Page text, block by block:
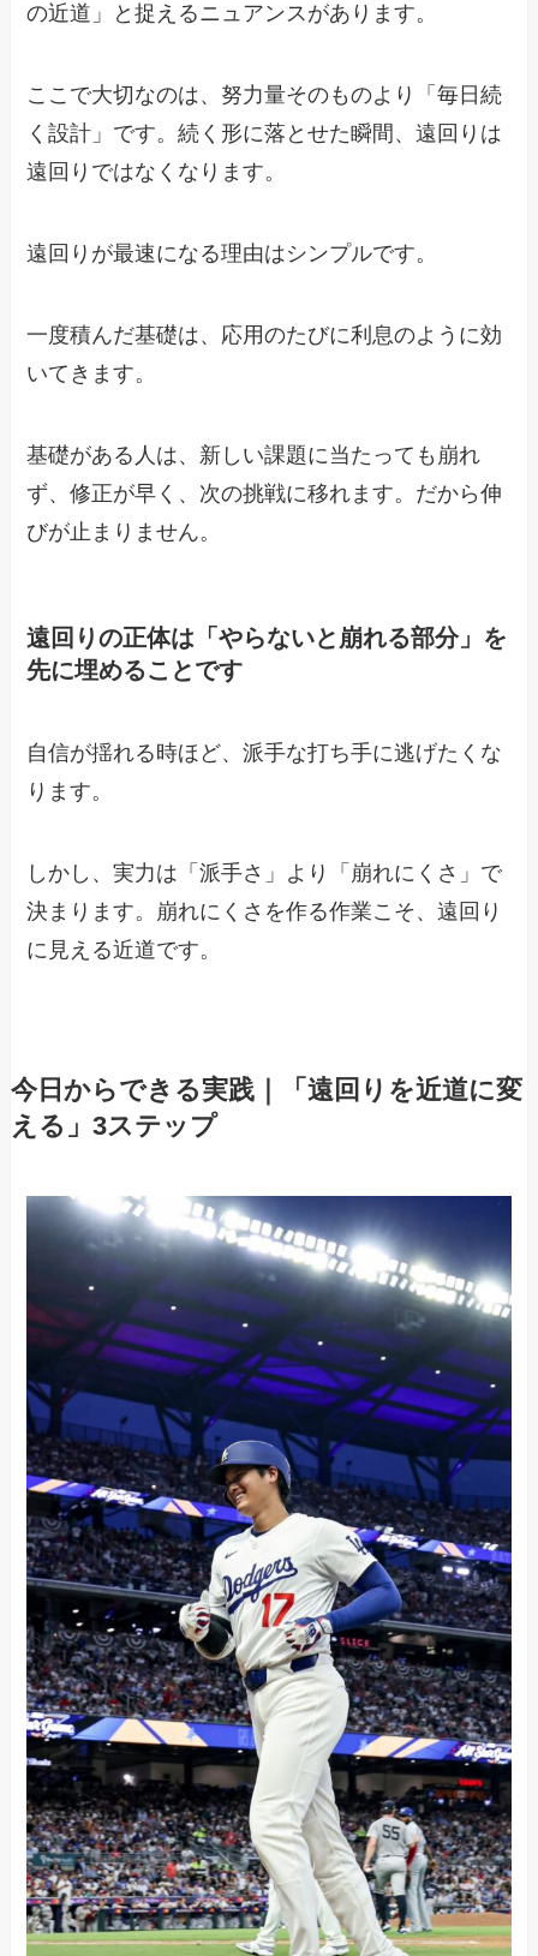
の近道」と捉えるニュアンスがあります。
ここで大切なのは、努力量そのものより「毎日続
く設計」です。続く形に落とせた瞬間、遠回りは
遠回りではなくなります。
遠回りが最速になる理由はシンプルです。
一度積んだ基礎は、応用のたびに利息のように効
いてきます。
基礎がある人は、新しい課題に当たっても崩れ
ず、修正が早く、次の挑戦に移れます。だから伸
びが止まりません。
遠回りの正体は「やらないと崩れる部分」を
先に埋めることです
自信が揺れる時ほど、派手な打ち手に逃げたくな
ります。
しかし、実力は「派手さ」より「崩れにくさ」で
決まります。崩れにくさを作る作業こそ、遠回り
に見える近道です。
今日からできる実践｜「遠回りを近道に変
える」3ステップ